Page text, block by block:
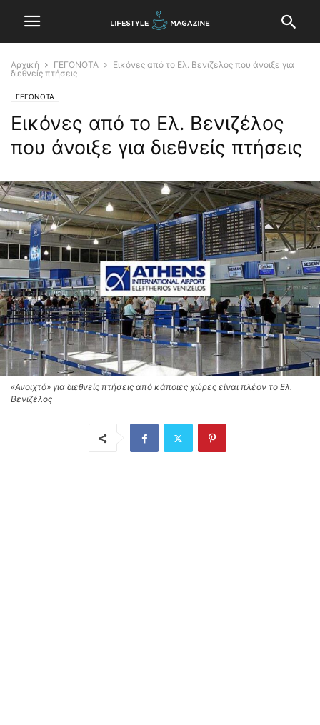
Αρχική ΓΕΓΟΝΟΤΑ
Εικόνες από το Ελ. Βενιζέλος που άνοιξε για
διεθνείς πτήσεις
ΓΕΓΟΝΟΤΑ
Εικόνες από το Ελ. Βενιζέλος
που άνοιξε για διεθνείς πτήσεις
«Ανοιχτό» για διεθνείς πτήσεις από κάποιες χώρες είναι πλέον το Ελ.
Βενιζέλος